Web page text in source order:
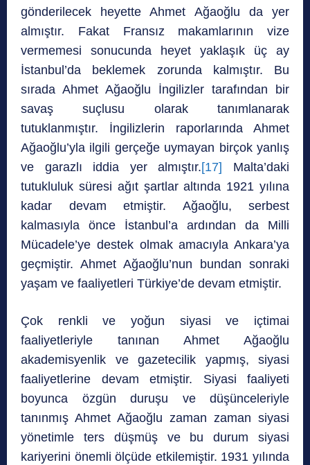
gönderilecek heyette Ahmet Ağaoğlu da yer
almıştır. Fakat Fransız makamlarının vize
vermemesi sonucunda heyet yaklaşık üç ay
İstanbul’da beklemek zorunda kalmıştır. Bu
sırada Ahmet Ağaoğlu İngilizler tarafından bir
savaş suçlusu olarak tanımlanarak
tutuklanmıştır. İngilizlerin raporlarında Ahmet
Ağaoğlu’yla ilgili gerçeğe uymayan birçok yanlış
ve garazlı iddia yer almıştır.[17] Malta’daki
tutukluluk süresi ağıt şartlar altında 1921 yılına
kadar devam etmiştir. Ağaoğlu, serbest
kalmasıyla önce İstanbul’a ardından da Milli
Mücadele’ye destek olmak amacıyla Ankara’ya
geçmiştir. Ahmet Ağaoğlu’nun bundan sonraki
yaşam ve faaliyetleri Türkiye’de devam etmiştir.
Çok renkli ve yoğun siyasi ve içtimai
faaliyetleriyle tanınan Ahmet Ağaoğlu
akademisyenlik ve gazetecilik yapmış, siyasi
faaliyetlerine devam etmiştir. Siyasi faaliyeti
boyunca özgün duruşu ve düşünceleriyle
tanınmış Ahmet Ağaoğlu zaman zaman siyasi
yönetimle ters düşmüş ve bu durum siyasi
kariyerini önemli ölçüde etkilemiştir. 1931 yılında